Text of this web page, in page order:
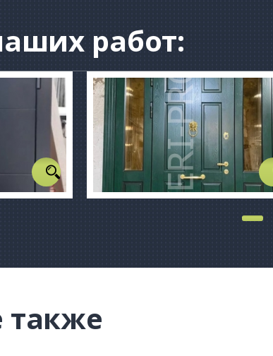
работ:
также